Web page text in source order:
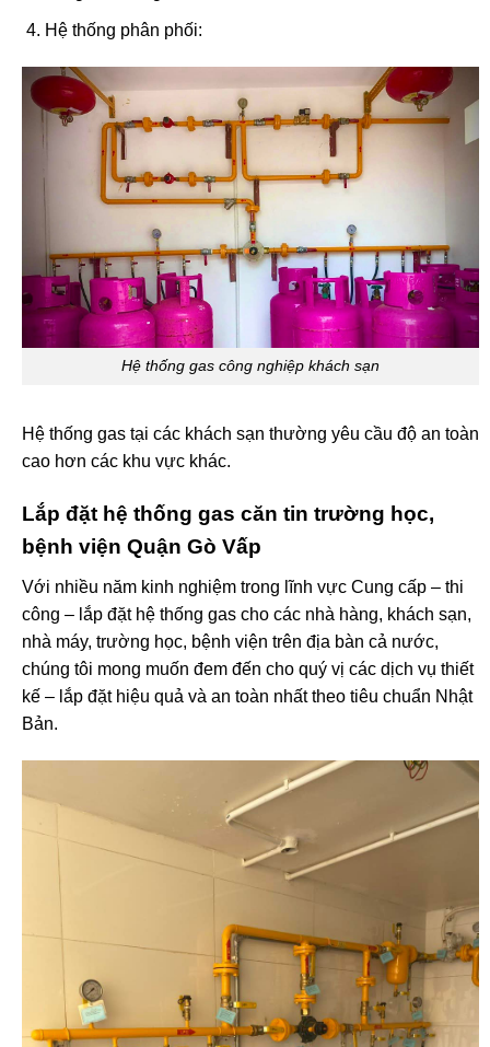
Hệ thống phân phối:
Hệ thống gas công nghiệp khách sạn
Hệ thống gas tại các khách sạn thường yêu cầu độ an toàn
cao hơn các khu vực khác.
Lắp đặt hệ thống gas căn tin trường học,
bệnh viện Quận Gò Vấp
Với nhiều năm kinh nghiệm trong lĩnh vực Cung cấp – thi
công – lắp đặt hệ thống gas cho các nhà hàng, khách sạn,
nhà máy, trường học, bệnh viện trên địa bàn cả nước,
chúng tôi mong muốn đem đến cho quý vị các dịch vụ thiết
kế – lắp đặt hiệu quả và an toàn nhất theo tiêu chuẩn Nhật
Bản.